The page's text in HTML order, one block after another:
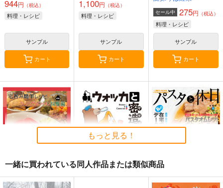
944円 （税込）
料理・レシピ
サンプル
カート
1,100円 （税込）
料理・レシピ
サンプル
カート
セール中 275円 （税込）
料理・レシピ
サンプル
カート
もっと見る！
一緒に買われている同人作品または類似商品